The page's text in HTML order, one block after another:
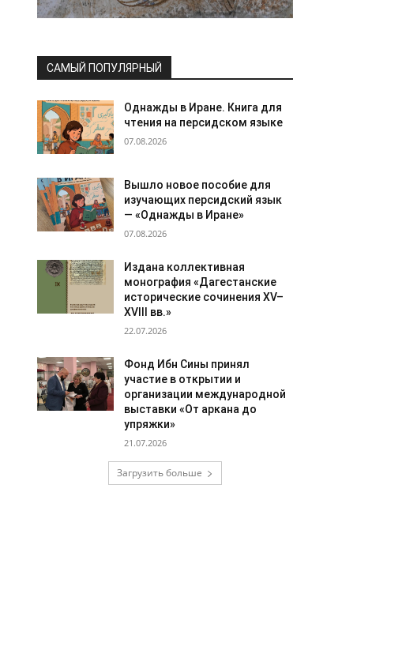
САМЫЙ ПОПУЛЯРНЫЙ
Однажды в Иране. Книга для
чтения на персидском языке
07.08.2026
Вышло новое пособие для
изучающих персидский язык
— «Однажды в Иране»
07.08.2026
Издана коллективная
монография «Дагестанские
исторические сочинения XV–
XVIII вв.»
22.07.2026
Фонд Ибн Сины принял
участие в открытии и
организации международной
выставки «От аркана до
упряжки»
21.07.2026
Загрузить больше